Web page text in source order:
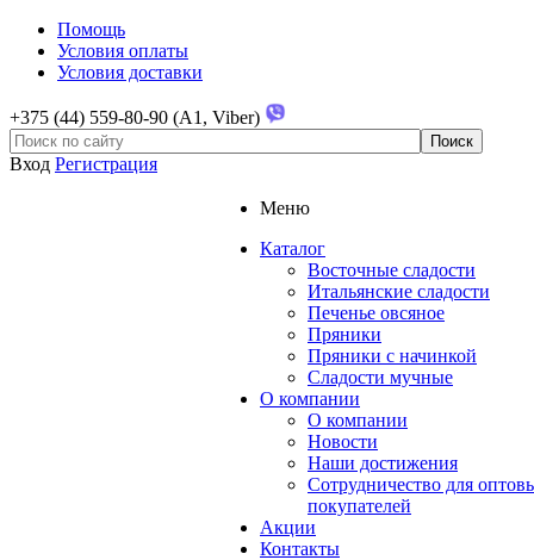
Помощь
Условия оплаты
Условия доставки
+375 (44) 559-80-90 (A1, Viber)
Вход Регистрация
Меню
Каталог
Восточные сладости
Итальянские сладости
Печенье овсяное
Пряники
Пряники с начинкой
Сладости мучные
О компании
О компании
Новости
Наши достижения
Сотрудничество для
покупателей
Акции
Контакты